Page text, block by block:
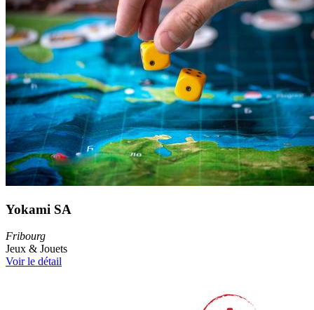
Yokami SA
Fribourg
Jeux & Jouets
Voir le détail